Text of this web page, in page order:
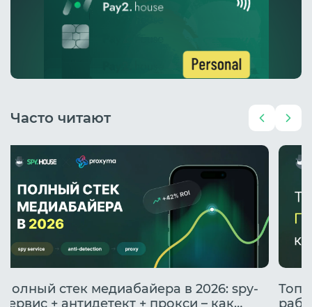
Часто читают
Полный стек медиабайера в 2026: spy-
сервис + антидетект + прокси – как